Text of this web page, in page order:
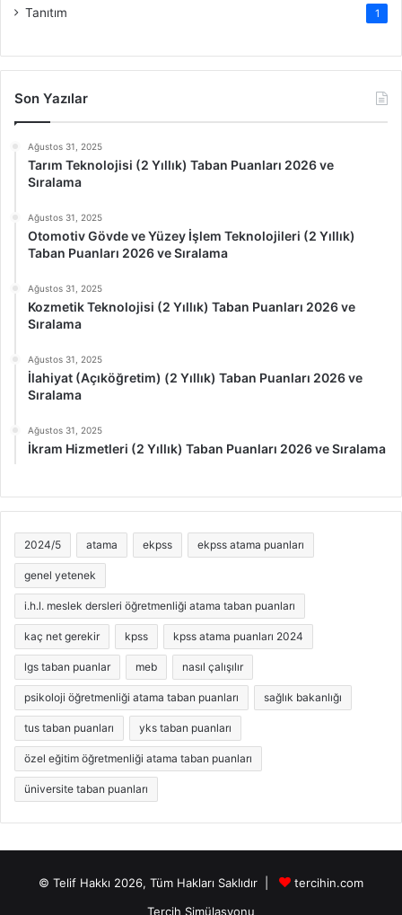
Tanıtım 1
Son Yazılar
Ağustos 31, 2025
Tarım Teknolojisi (2 Yıllık) Taban Puanları 2026 ve
Sıralama
Ağustos 31, 2025
Otomotiv Gövde ve Yüzey İşlem Teknolojileri (2 Yıllık)
Taban Puanları 2026 ve Sıralama
Ağustos 31, 2025
Kozmetik Teknolojisi (2 Yıllık) Taban Puanları 2026 ve
Sıralama
Ağustos 31, 2025
İlahiyat (Açıköğretim) (2 Yıllık) Taban Puanları 2026 ve
Sıralama
Ağustos 31, 2025
İkram Hizmetleri (2 Yıllık) Taban Puanları 2026 ve Sıralama
2024/5 atama ekpss ekpss atama puanları
genel yetenek
i.h.l. meslek dersleri öğretmenliği atama taban puanları
kaç net gerekir kpss kpss atama puanları 2024
lgs taban puanlar meb nasıl çalışılır
psikoloji öğretmenliği atama taban puanları sağlık bakanlığı
tus taban puanları yks taban puanları
özel eğitim öğretmenliği atama taban puanları
üniversite taban puanları
© Telif Hakkı 2026, Tüm Hakları Saklıdır |
tercihin.com
Tercih Simülasyonu